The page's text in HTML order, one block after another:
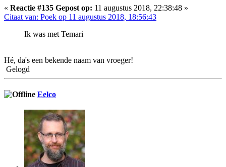
« Reactie #135 Gepost op: 11 augustus 2018, 22:38:48 »
Citaat van: Poek op 11 augustus 2018, 18:56:43
Ik was met Temari
Hé, da's een bekende naam van vroeger!
Gelogd
Eelco